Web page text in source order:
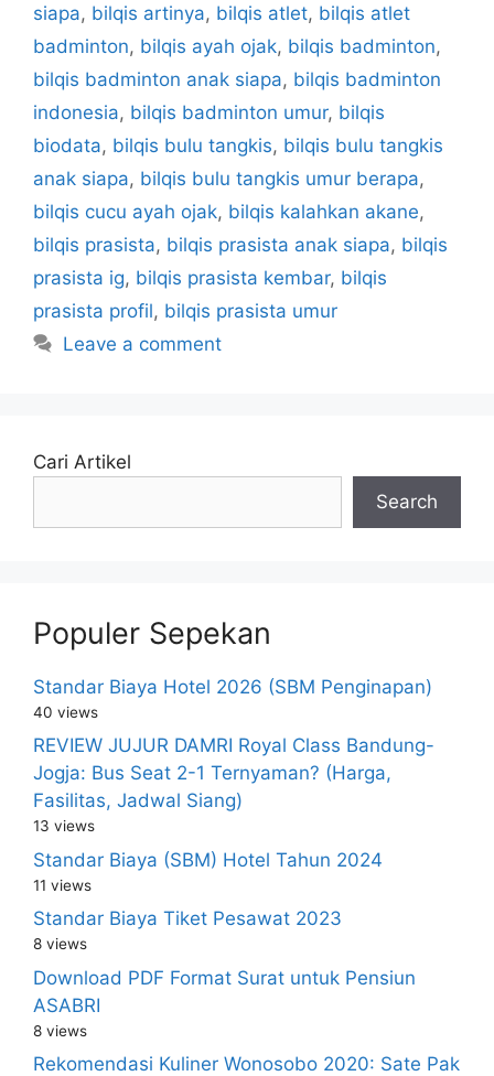
siapa, bilqis artinya, bilqis atlet, bilqis atlet
badminton, bilqis ayah ojak, bilqis badminton,
bilqis badminton anak siapa, bilqis badminton
indonesia, bilqis badminton umur, bilqis
biodata, bilqis bulu tangkis, bilqis bulu tangkis
anak siapa, bilqis bulu tangkis umur berapa,
bilqis cucu ayah ojak, bilqis kalahkan akane,
bilqis prasista, bilqis prasista anak siapa, bilqis
prasista ig, bilqis prasista kembar, bilqis
prasista profil, bilqis prasista umur
Leave a comment
Cari Artikel
Search
Populer Sepekan
Standar Biaya Hotel 2026 (SBM Penginapan)
40 views
REVIEW JUJUR DAMRI Royal Class Bandung-
Jogja: Bus Seat 2-1 Ternyaman? (Harga,
Fasilitas, Jadwal Siang)
13 views
Standar Biaya (SBM) Hotel Tahun 2024
11 views
Standar Biaya Tiket Pesawat 2023
8 views
Download PDF Format Surat untuk Pensiun
ASABRI
8 views
Rekomendasi Kuliner Wonosobo 2020: Sate Pak